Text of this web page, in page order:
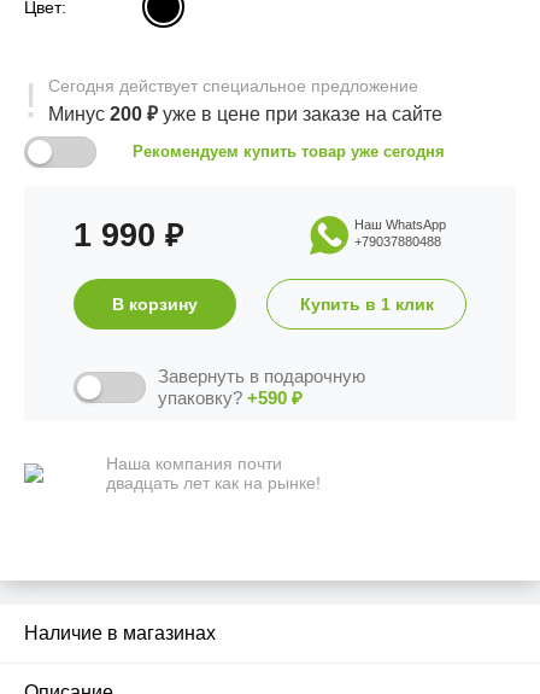
Цвет:
Сегодня действует специальное предложение
Минус 200 ₽ уже в цене при заказе на сайте
Рекомендуем купить товар уже сегодня
1 990 ₽
Наш WhatsApp
+79037880488
В корзину Купить в 1 клик
Завернуть в подарочную
упаковку? +590 ₽
Наша компания почти
двадцать лет как на рынке!
Наличие в магазинах